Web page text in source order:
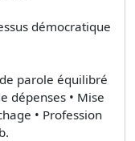
démocratique
parole équilibré
dépenses • Mise
• Profession